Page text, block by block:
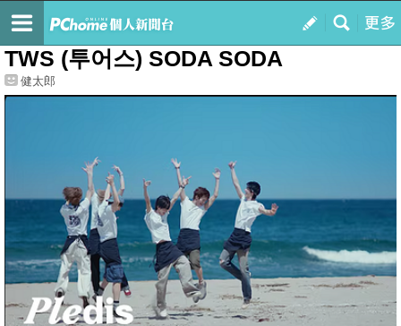
我的
最新文章
TWS (투어스) SODA SODA
健太郎